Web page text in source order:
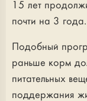
15 лет
почти на 3 года.
Подобный
раньше корм
питательных
поддержания